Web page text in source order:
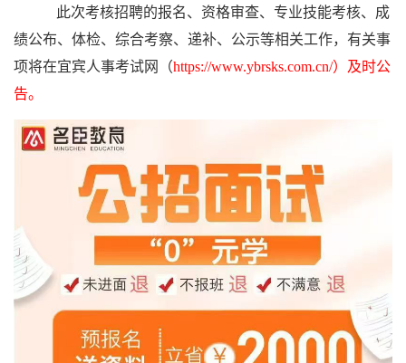
此次考核招聘的报名、资格审查、专业技能考核、成
绩公布、体检、综合考察、递补、公示等相关工作，有关事
项将在宜宾人事考试网（https://www.ybrsks.com.cn/）及时公
告。